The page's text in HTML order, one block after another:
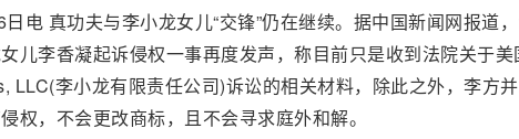
电 真功夫与李小龙女儿“交锋”仍在继续。据中国新闻网报道
儿李香凝起诉侵权一事再度发声，称目前只是收到法院关于美
LLC(李小龙有限责任公司)诉讼的相关材料，除此之外，李方
权，不会更改商标，且不会寻求庭外和解。